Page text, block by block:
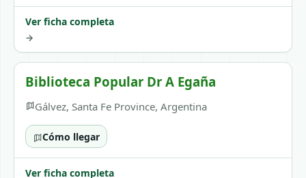
Ver ficha completa
→
Biblioteca Popular Dr A Egaña
Gálvez, Santa Fe Province, Argentina
Cómo llegar
Ver ficha completa